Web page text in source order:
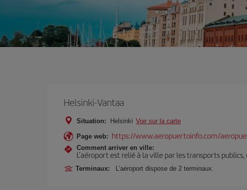
Helsinki-Vantaa
Situation: Helsinki Voir sur la carte
Page web: https://www.aeropuertoinfo.com/
Comment arriver en ville:
L’aéroport est relié à la ville par les transports
Terminaux: L’aéroport dispose de 2 terminaux.